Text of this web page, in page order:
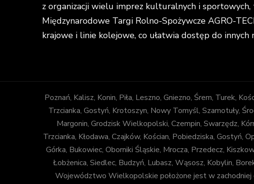
z organizacji wielu imprez kulturalnych i
Międzynarodowe Targi Rolno-Spożywcze AGRO-
krajowe i linie kolejowe, co ułatwia dostęp do innych
Poznań, Kalisz, Konin, Piła, Leszno, Gniezno, Śrem, Turek,
Trzcianka, Gostyń, Krotoszyn, Nowy Tomyśl, Szamotuły,
Margonin, Grodzisk Wielkopolski, Czempin, Swarzędz,
Trzcianka, Kłodawa, Czajków, Kościan, Pobiedziska, Gostyń,
Górka, Bukowiec, Oborniki Śląskie, Mrocza, Przedecz,
Łobżenica, Siedlec, Budzyń, Lubasz, Wąsosz, Kobylin,
Województwo Wielkopolskie położone jest w